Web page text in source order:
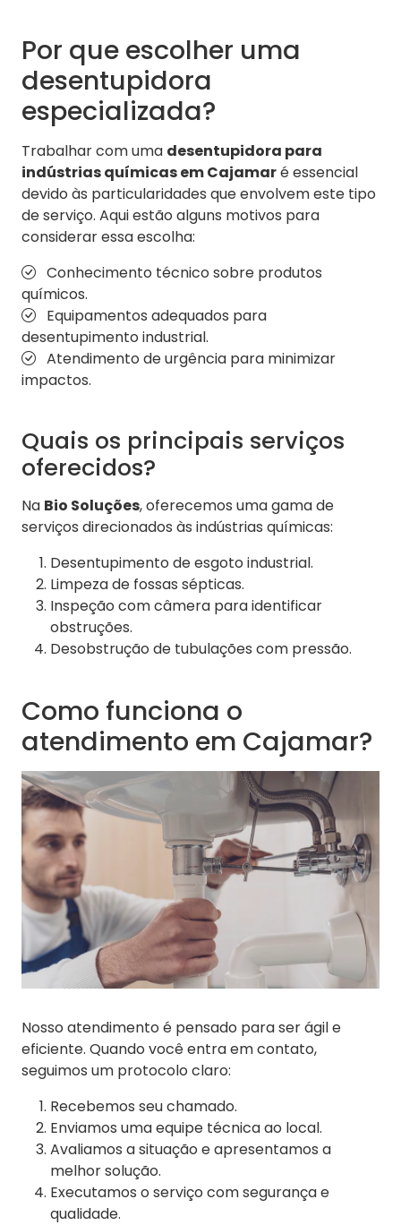
Por que escolher uma
desentupidora
especializada?
Trabalhar com uma desentupidora para
indústrias químicas em Cajamaré essencial
devido às particularidades que envolvem este tipo
de serviço. Aqui estão alguns motivos para
considerar essa escolha:
Conhecimento técnico sobre produtos
químicos.
Equipamentos adequados para
desentupimento industrial.
Atendimento de urgência para minimizar
impactos.
Quais os principais serviços
oferecidos?
Na Bio Soluções, oferecemos uma gama de
serviços direcionados às indústrias químicas:
Desentupimento de esgoto industrial.
Limpeza de fossas sépticas.
Inspeção com câmera para identificar
obstruções.
Desobstrução de tubulações com pressão.
Como funciona o
atendimento em Cajamar?
Nosso atendimento é pensado para ser ágil e
eficiente. Quando você entra em contato,
seguimos um protocolo claro:
Recebemos seu chamado.
Enviamos uma equipe técnica ao local.
Avaliamos a situação e apresentamos a
melhor solução.
Executamos o serviço com segurança e
qualidade.